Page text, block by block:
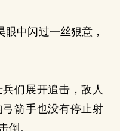
中闪过一丝狠意，
们展开追击，敌人
箭手也没有停止射
倒。